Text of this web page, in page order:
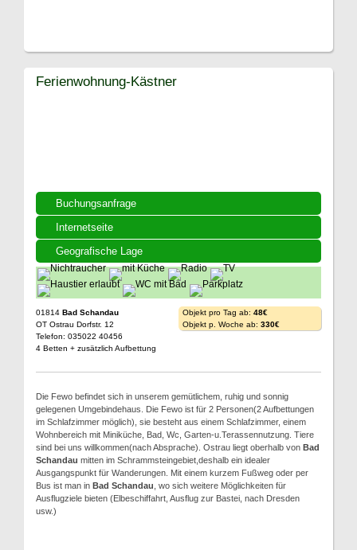
Buchungsanfrage
Internetseite
Geografische Lage
Ferienwohnung-Kästner
01814 Bad Schandau
OT Ostrau Dorfstr. 12
Telefon: 035022 40456
4 Betten + zusätzlich Aufbettung
Objekt pro Tag ab: 48€
Objekt p. Woche ab: 330€
Die Fewo befindet sich in unserem gemütlichem, ruhig und sonnig
gelegenen Umgebindehaus. Die Fewo ist für 2 Personen(2 Aufbettungen
im Schlafzimmer möglich), sie besteht aus einem Schlafzimmer, einem
Wohnbereich mit Miniküche, Bad, Wc, Garten-u.Terassennutzung. Tiere
sind bei uns willkommen(nach Absprache). Ostrau liegt oberhalb von Bad
Schandau mitten im Schrammsteingebiet,deshalb ein idealer
Ausgangspunkt für Wanderungen. Mit einem kurzem Fußweg oder per
Bus ist man in Bad Schandau , wo sich weitere Möglichkeiten für
Ausflugziele bieten (Elbeschiffahrt, Ausflug zur Bastei, nach Dresden
usw.)